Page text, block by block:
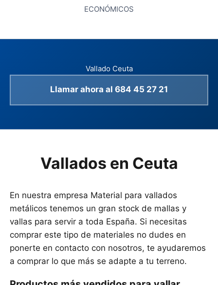
ECONÓMICOS
Vallado Ceuta
Llamar ahora al 684 45 27 21
Vallados en Ceuta
En nuestra empresa Material para vallados
metálicos tenemos un gran stock de mallas y
vallas para servir a toda España. Si necesitas
comprar este tipo de materiales no dudes en
ponerte en contacto con nosotros, te ayudaremos
a comprar lo que más se adapte a tu terreno.